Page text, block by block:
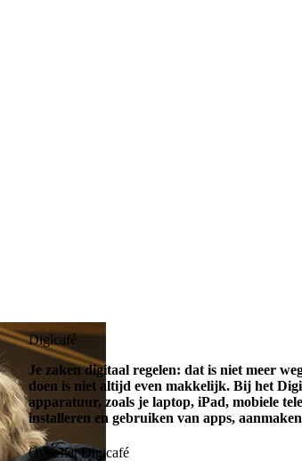
Digicafé
Je zaken digitaal regelen: dat is niet meer
doen is niet altijd even makkelijk. Bij het
apparatuur, zoals je laptop, iPad, mobiele
installeren en gebruiken van apps,
Over het Digicafé